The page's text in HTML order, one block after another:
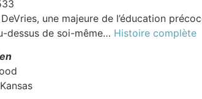
une majeure de l’éducation
dessus de soi-même… Histoire complète